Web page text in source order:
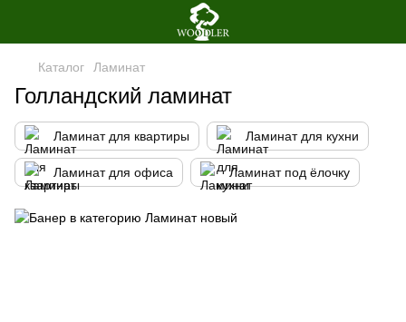
Каталог Ламинат
Голландский ламинат
Ламинат для квартиры Ламинат для кухни
Ламинат для офиса Ламинат под ёлочку